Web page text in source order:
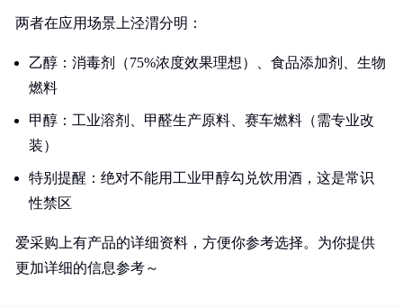
两者在应用场景上泾渭分明：
乙醇：消毒剂（75%浓度效果理想）、食品添加剂、生物
燃料
甲醇：工业溶剂、甲醛生产原料、赛车燃料（需专业改
装）
特别提醒：绝对不能用工业甲醇勾兑饮用酒，这是常识
性禁区
爱采购上有产品的详细资料，方便你参考选择。为你提供
更加详细的信息参考～